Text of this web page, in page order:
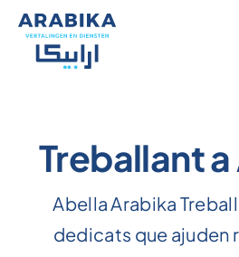
Salta
contingut
Treballant
Abella Arabika
dedicats que ajuden